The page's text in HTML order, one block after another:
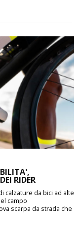
RIDER
calzature da bici ad alte
campo
scarpa da strada che